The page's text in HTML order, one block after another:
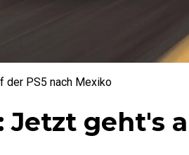
der PS5 nach Mexiko
Jetzt geht's